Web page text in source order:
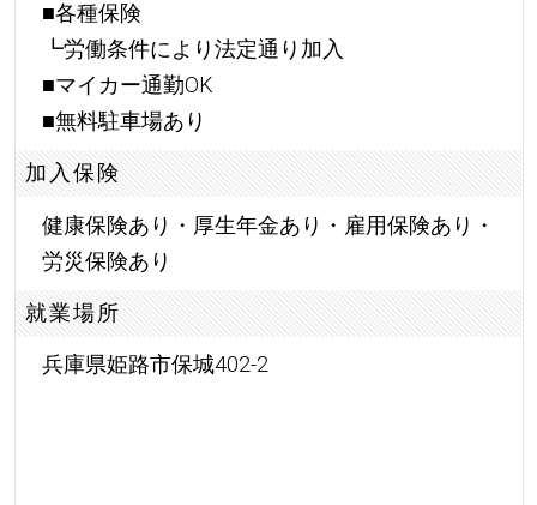
■各種保険
┗労働条件により法定通り加入
■マイカー通勤OK
■無料駐車場あり
加入保険
健康保険あり・厚生年金あり・雇用保険あり・
労災保険あり
就業場所
兵庫県姫路市保城402-2